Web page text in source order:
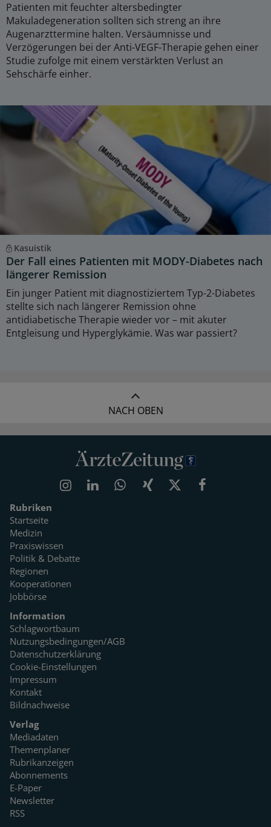
Patienten mit feuchter altersbedingter
Makuladegeneration sollten sich streng an ihre
Augenarzttermine halten. Versäumnisse und
Verzögerungen bei der Anti-VEGF-Therapie gehen einer
Studie zufolge mit einem verstärkten Verlust an
Sehschärfe einher.
Kasuistik
Der Fall eines Patienten mit MODY-Diabetes nach
längerer Remission
Ein junger Patient mit diagnostiziertem Typ-2-Diabetes
stellte sich nach längerer Remission ohne
antidiabetische Therapie wieder vor – mit akuter
Entgleisung und Hyperglykämie. Was war passiert?
NACH OBEN
Rubriken
Startseite
Medizin
Praxiswissen
Politik & Debatte
Regionen
Kooperationen
Jobbörse
Information
Schlagwortbaum
Nutzungsbedingungen/AGB
Datenschutzerklärung
Cookie-Einstellungen
Impressum
Kontakt
Bildnachweise
Verlag
Mediadaten
Themenplaner
Rubrikanzeigen
Abonnements
E-Paper
Newsletter
RSS